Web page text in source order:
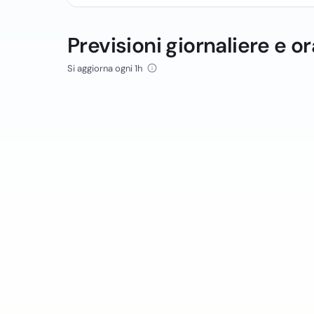
Previsioni giornaliere e
Si aggiorna ogni 1h